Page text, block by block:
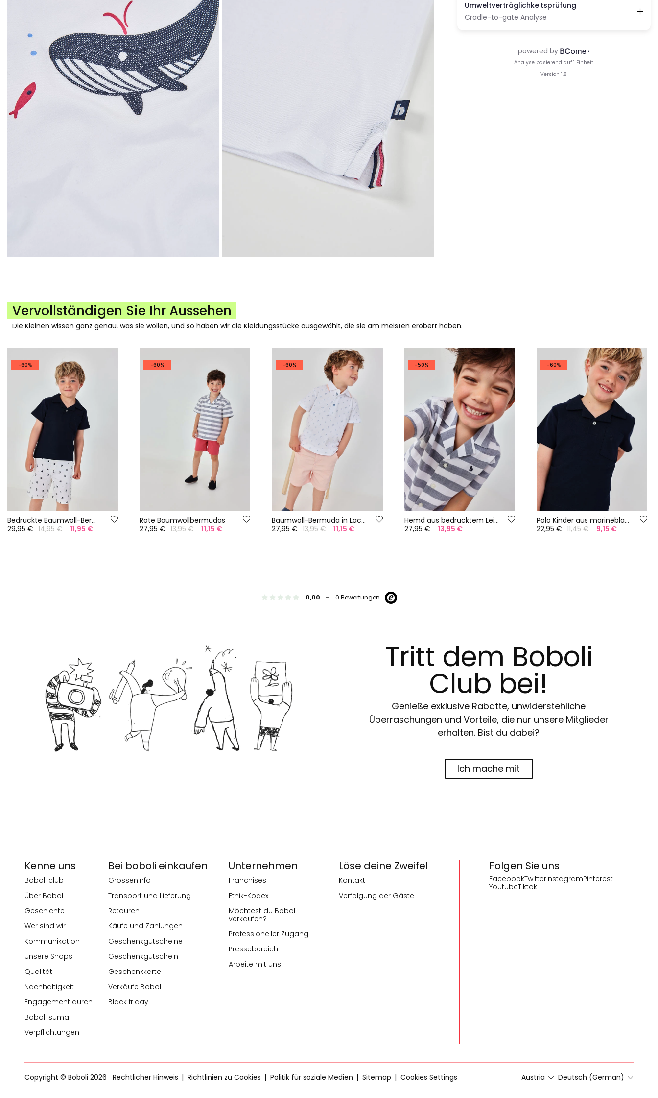
Vervollständigen Sie Ihr Aussehen
Die Kleinen wissen ganz genau, was sie wollen, und so haben wir die Kleidungsstücke ausgewählt, die sie am meisten erobert haben.
-60%
Bedruckte Baumwoll-Bermudashorts
29,95 € 14,95 € 11,95 €
-60%
Rote Baumwollbermudas
27,95 € 13,95 € 11,15 €
-60%
Baumwoll-Bermuda in Lachsfarbe
27,95 € 13,95 € 11,15 €
-50%
Hemd aus bedrucktem Leinen für Jungen
27,95 €
13,95 €
-60%
Polo Kinder aus marineblauer Baumwolle
22,95 € 11,45 € 9,15 €
0,00 - 0 Bewertungen
Tritt dem Boboli
Club bei!
Genieße exklusive Rabatte, unwiderstehliche
Überraschungen und Vorteile, die nur unsere Mitglieder
erhalten. Bist du dabei?
Ich mache mit
Folgen Sie uns
FacebookTwitterInstagramPinterest
YoutubeTiktok
Kenne uns
Boboli club
Über Boboli
Geschichte
Wer sind wir
Kommunikation
Unsere Shops
Qualität
Nachhaltigkeit
Engagement durch
Boboli suma
Verpflichtungen
Bei boboli einkaufen
Grösseninfo
Transport und Lieferung
Retouren
Käufe und Zahlungen
Geschenkgutscheine
Geschenkgutschein
Geschenkkarte
Verkäufe Boboli
Black friday
Unternehmen
Franchises
Ethik-Kodex
Möchtest du Boboli
verkaufen?
Professioneller Zugang
Pressebereich
Arbeite mit uns
Löse deine Zweifel
Kontakt
Verfolgung der Gäste
Copyright © Boboli 2026 Austria Deutsch (German)
Rechtlicher Hinweis Richtlinien zu Cookies Politik für soziale Medien Sitemap Cookies Settings